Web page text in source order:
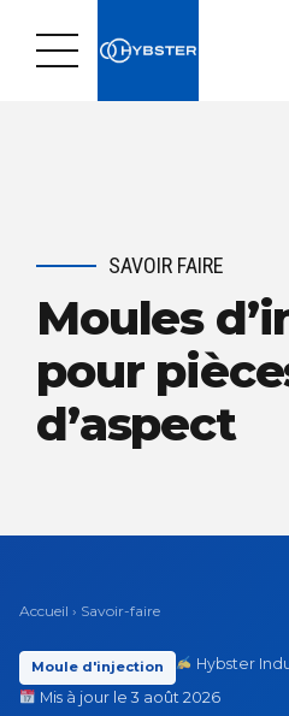
SAVOIR FAIRE
Moules
pour
d’aspect
Accueil › Savoir-faire
Moule d'injection Hybster
Mis à jour le 3 août 2026